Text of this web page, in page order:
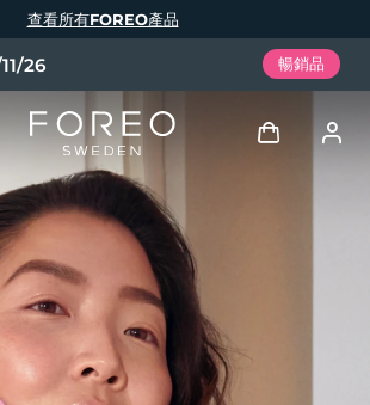
查看所有FOREO產品
26 暢銷品
Tech Elixir
Deutsch
Español
Italiano
Português